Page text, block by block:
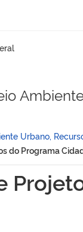
Urbano,
do Programa